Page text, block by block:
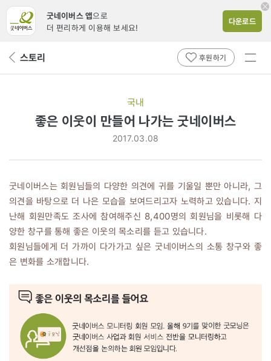
굿네이버스 앱으로
더 편리하게 이용해 보세요!
다운로드
뒤 스토리 후원하기
전체
국내
좋은 이웃이 만들어 나가는 굿네이버스
2017.03.08
굿네이버스는 회원님들의 다양한 의견에 귀를 기울일 뿐만 아니라, 그
의견을 바탕으로 더 나은 모습을 보여드리고자 노력하고 있습니다. 지
난해 회원만족도 조사에 참여해주신 8,400명의 회원님을 비롯해 다
양한 창구를 통해 좋은 이웃의 목소리를 듣고 있습니다.
회원님들에게 더 가까이 다가가고 싶은 굿네이버스의 소통 창구와 좋
은 변화를 소개합니다.